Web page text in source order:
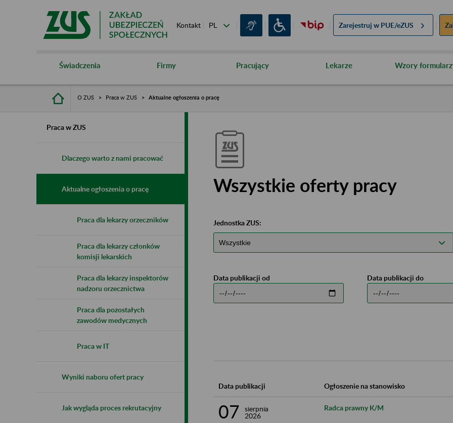
Kontakt Zarejestruj w PUE/eZUS
Świadczenia Firmy Pracujący Lekarze Wzory
O ZUS Praca w ZUS Aktualne ogłoszenia o pracę
Praca w ZUS
Dlaczego warto z nami pracować
Aktualne ogłoszenia o pracę
Praca dla lekarzy orzeczników
Praca dla lekarzy członków
komisji lekarskich
Praca dla lekarzy inspektorów
nadzoru orzecznictwa
Praca dla pozostałych
zawodów medycznych
Praca w IT
Wyniki naboru ofert pracy
Jak wygląda proces rekrutacyjny
Wszystkie oferty pracy
Jednostka ZUS:
Data publikacji od Data publikacji do
Data publikacji Ogłoszenie na stanowisko
07
sierpnia
2026
Radca prawny K/M